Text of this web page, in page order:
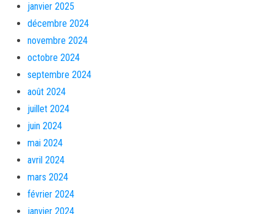
janvier 2025
décembre 2024
novembre 2024
octobre 2024
septembre 2024
août 2024
juillet 2024
juin 2024
mai 2024
avril 2024
mars 2024
février 2024
janvier 2024